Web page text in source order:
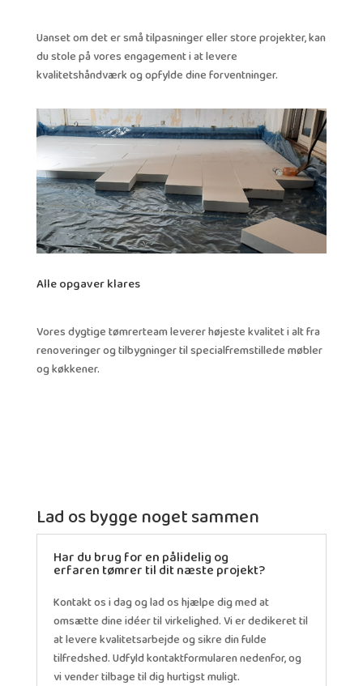
Uanset om det er små tilpasninger eller store projekter, kan
du stole på vores engagement i at levere
kvalitetshåndværk og opfylde dine forventninger.
Alle opgaver klares
Vores dygtige tømrerteam leverer højeste kvalitet i alt fra
renoveringer og tilbygninger til specialfremstillede møbler
og køkkener.
Lad os bygge noget sammen
Har du brug for en pålidelig og
erfaren tømrer til dit næste projekt?
Kontakt os i dag og lad os hjælpe dig med at
omsætte dine idéer til virkelighed. Vi er dedikeret til
at levere kvalitetsarbejde og sikre din fulde
tilfredshed. Udfyld kontaktformularen nedenfor, og
vi vender tilbage til dig hurtigst muligt.